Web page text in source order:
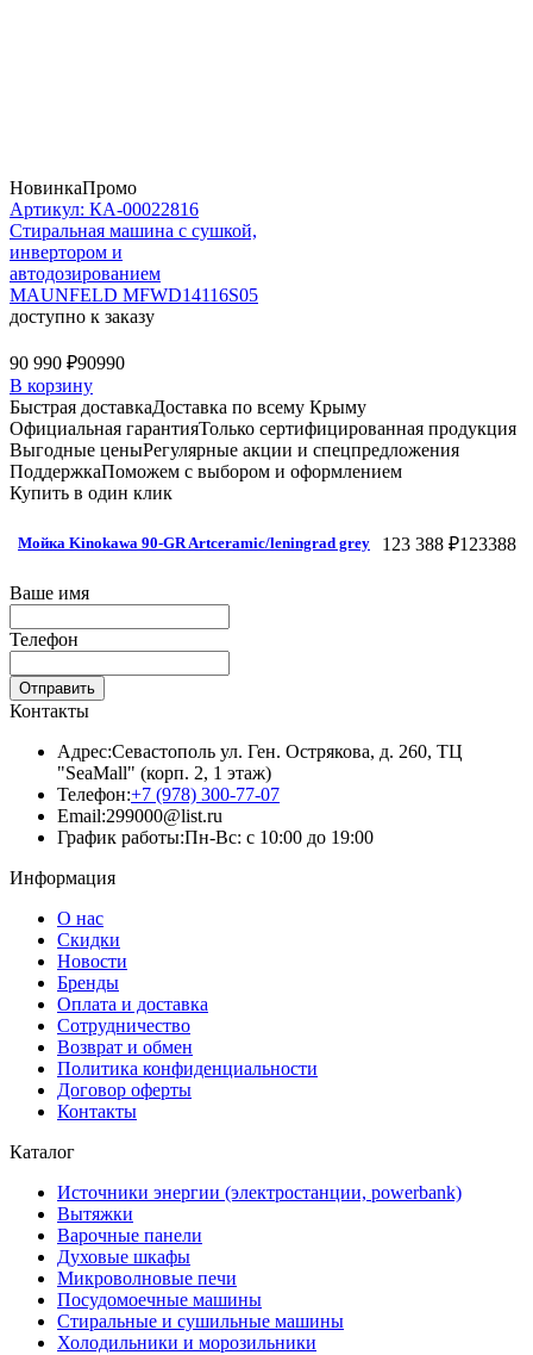
НовинкаПромо
Артикул: КА-00022816
Стиральная машина c сушкой,
инвертором и
автодозированием
MAUNFELD MFWD14116S05
доступно к заказу
90 990 ₽90990
В корзину
Быстрая доставкаДоставка по всему Крыму
Официальная гарантияТолько сертифицированная продукция
Выгодные ценыРегулярные акции и спецпредложения
ПоддержкаПоможем с выбором и оформлением
Купить в один клик
Мойка Kinokawa 90-GR Artceramic/leningrad grey 123 388 ₽123388
Ваше имя
Телефон
Отправить
Контакты
Адрес:Севастополь ул. Ген. Острякова, д. 260, ТЦ
"SeaMall" (корп. 2, 1 этаж)
Телефон:+7 (978) 300-77-07
Email:299000@list.ru
График работы:Пн-Вс: с 10:00 до 19:00
Информация
О нас
Скидки
Новости
Бренды
Оплата и доставка
Сотрудничество
Возврат и обмен
Политика конфиденциальности
Договор оферты
Контакты
Каталог
Источники энергии (электростанции, powerbank)
Вытяжки
Варочные панели
Духовые шкафы
Микроволновые печи
Посудомоечные машины
Стиральные и сушильные машины
Холодильники и морозильники